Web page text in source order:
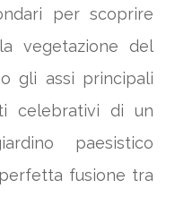
per scoprire
vegetazione del
gli assi principali
celebrativi di un
paesistico
fusione tra